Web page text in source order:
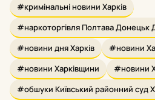
#кримінальні новини Харків
#наркоторгівля Полтава Донецьк
#новини дня Харків
#новини
#новини Харківщини
#новини
#обшуки Київський районний суд